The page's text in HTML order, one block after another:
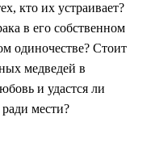
кто их устраивает?
в его собственном
одиночестве? Стоит
медведей в
и удастся ли
мести?